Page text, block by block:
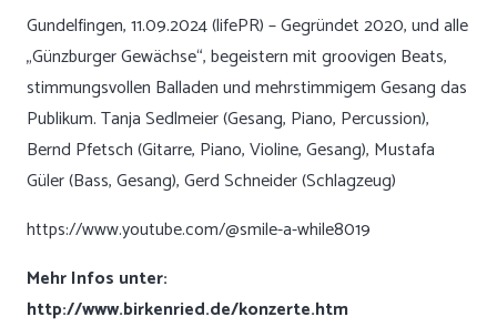
Gundelfingen, 11.09.2024 (lifePR) – Gegründet 2020, und alle
„Günzburger Gewächse“, begeistern mit groovigen Beats,
stimmungsvollen Balladen und mehrstimmigem Gesang das
Publikum. Tanja Sedlmeier (Gesang, Piano, Percussion),
Bernd Pfetsch (Gitarre, Piano, Violine, Gesang), Mustafa
Güler (Bass, Gesang), Gerd Schneider (Schlagzeug)
https://www.youtube.com/@smile-a-while8019
Mehr Infos unter:
http://www.birkenried.de/konzerte.htm